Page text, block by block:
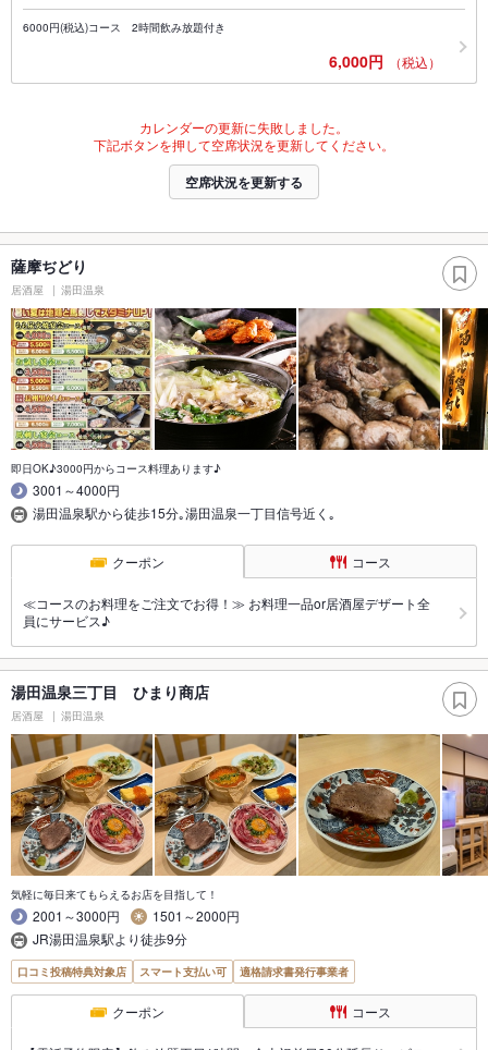
6000円(税込)コース 2時間飲み放題付き
6,000円 （税込）
カレンダーの更新に失敗しました。
下記ボタンを押して空席状況を更新してください。
空席状況を更新する
薩摩ぢどり
居酒屋 湯田温泉
即日OK♪3000円からコース料理あります♪
3001～4000円
湯田温泉駅から徒歩15分｡湯田温泉一丁目信号近く｡
クーポン コース
≪コースのお料理をご注文でお得！≫ お料理一品or居酒屋デザート全
員にサービス♪
湯田温泉三丁目 ひまり商店
居酒屋 湯田温泉
気軽に毎日来てもらえるお店を目指して！
2001～3000円
1501～2000円
JR湯田温泉駅より徒歩9分
口コミ投稿特典対象店 スマート支払い可 適格請求書発行事業者
クーポン コース